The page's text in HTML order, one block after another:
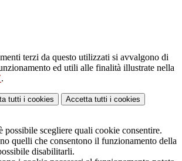
terzi da questo utilizzati si avvalgono di
ed utili alle finalità illustrate nella
.
tutti i cookies Accetta tutti i cookies
possibile scegliere quali cookie consentire.
quelli che consentono il funzionamento della
disabilitarli.